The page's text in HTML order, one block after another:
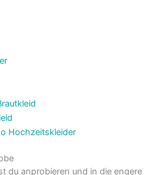
Hochzeitskleider
du anprobieren und in die engere